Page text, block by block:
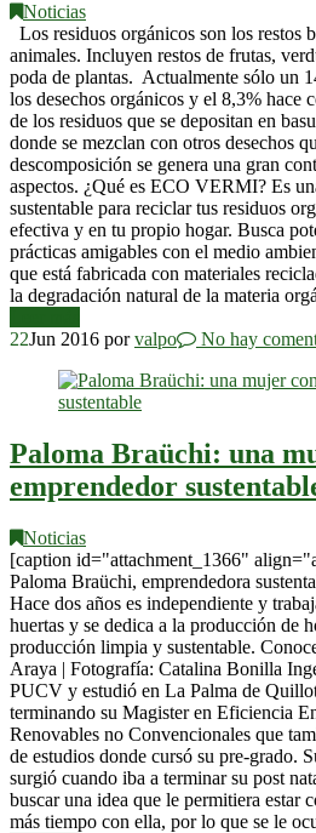
Noticias
Los residuos orgánicos son los restos
animales. Incluyen restos de frutas,
poda de plantas. Actualmente sólo un
los desechos orgánicos y el 8,3% hace
de los residuos que se depositan en
donde se mezclan con otros desechos
descomposición se genera una gran
aspectos. ¿Qué es ECO VERMI? Es
sustentable para reciclar tus residuos
efectiva y en tu propio hogar. Busca
prácticas amigables con el medio
que está fabricada con materiales
la degradación natural de la materia
22Jun 2016 porvalpo No hay
Paloma Braüchi: una
emprendedor
Noticias
[caption id="attachment_1366"
Paloma Braüchi, emprendedora
Hace dos años es independiente y
huertas y se dedica a la producción de
producción limpia y sustentable.
Araya | Fotografía: Catalina Bonilla
PUCV y estudió en La Palma de
terminando su Magister en Eficiencia
Renovables no Convencionales que
de estudios donde cursó su pre-grado.
surgió cuando iba a terminar su post
buscar una idea que le permitiera estar
más tiempo con ella, por lo que se le